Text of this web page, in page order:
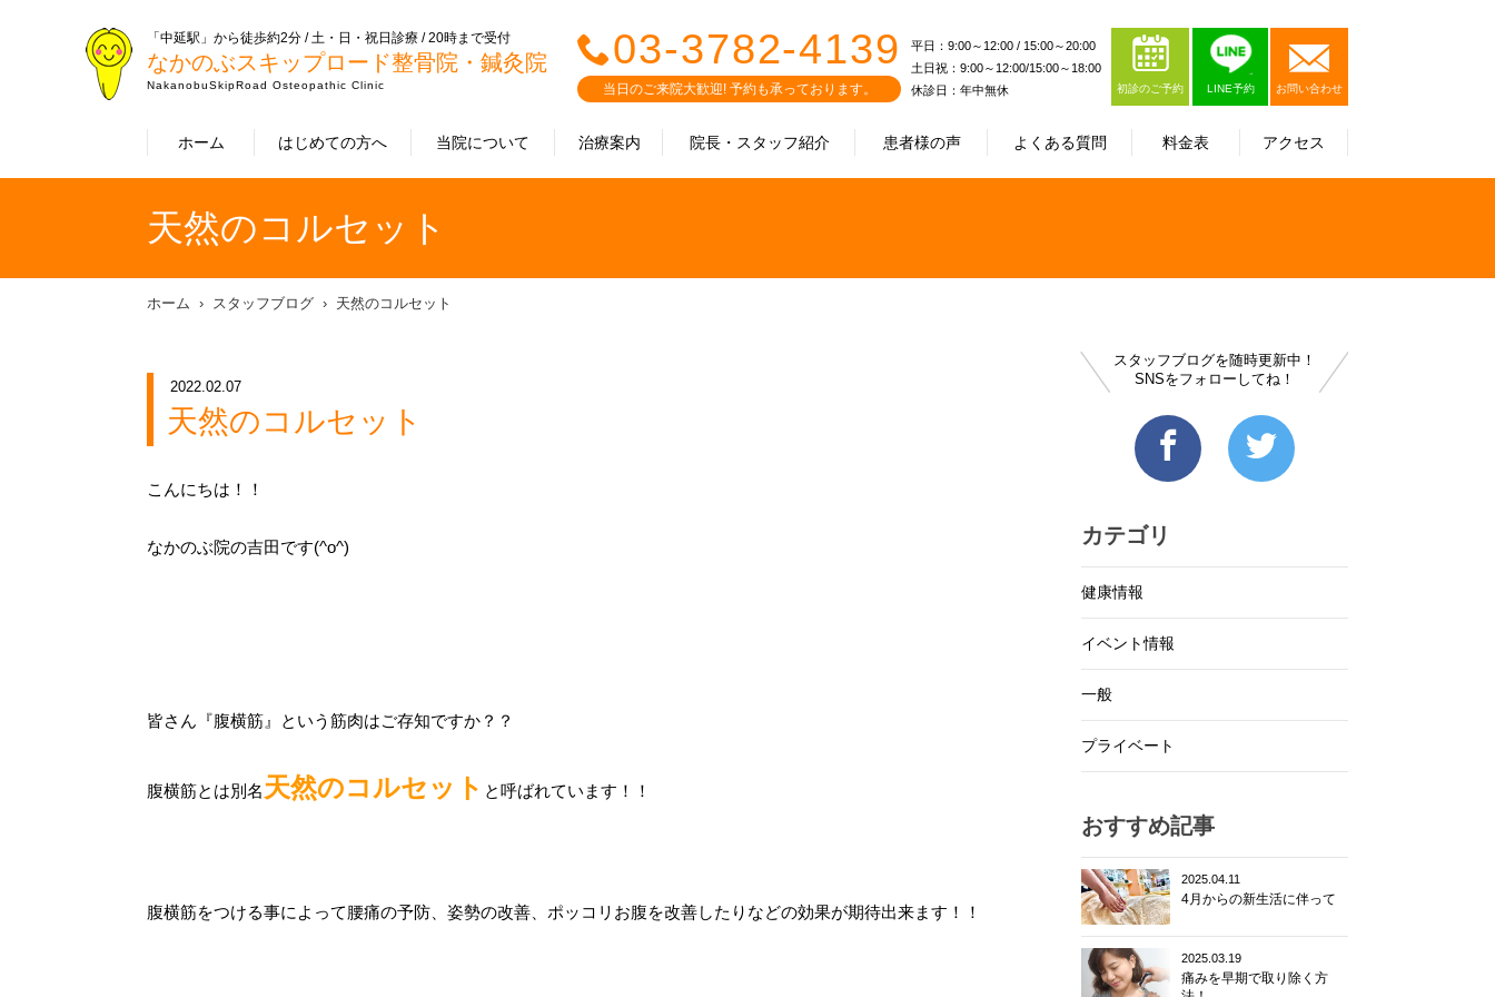
「中延駅」から徒歩約2分 / 土・日・祝日診療 / 20時まで受付
なかのぶスキップロード整骨院・鍼灸院
NakanobuSkipRoad Osteopathic Clinic
ホーム はじめての方へ 当院について 治療案内 院長・スタッフ紹介 患者様の声 よくある質問 料金表 アクセス
03-3782-4139
当日のご来院大歓迎! 予約も承っております。
平日：9:00～12:00 / 15:00～20:00
土日祝：9:00～12:00/15:00～18:00
休診日：年中無休
初診のご予約 LINE予約 お問い合わせ
天然のコルセット
ホーム スタッフブログ 天然のコルセット
2022.02.07
天然のコルセット
こんにちは！！
なかのぶ院の吉田です(^o^)
皆さん『腹横筋』という筋肉はご存知ですか？？
腹横筋とは別名天然のコルセット と呼ばれています！！
腹横筋をつける事によって腰痛の予防、姿勢の改善、ポッコリお腹を改善したりなどの効果が期待出来ます！！
スタッフブログを随時更新中！
SNSをフォローしてね！
カテゴリ
健康情報
イベント情報
一般
プライベート
おすすめ記事
2025.04.11
4月からの新生活に伴って
2025.03.19
痛みを早期で取り除く方